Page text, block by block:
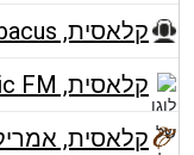
קלאסית, Abacus
קלאסית, Classic FM
קלאסית,